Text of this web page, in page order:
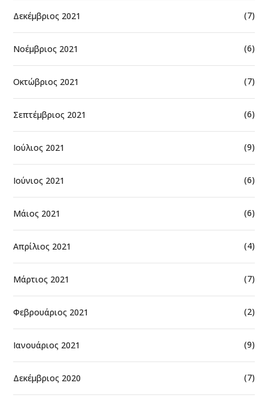
Δεκέμβριος 2021 (7)
Νοέμβριος 2021 (6)
Οκτώβριος 2021 (7)
Σεπτέμβριος 2021 (6)
Ιούλιος 2021 (9)
Ιούνιος 2021 (6)
Μάιος 2021 (6)
Απρίλιος 2021 (4)
Μάρτιος 2021 (7)
Φεβρουάριος 2021 (2)
Ιανουάριος 2021 (9)
Δεκέμβριος 2020 (7)